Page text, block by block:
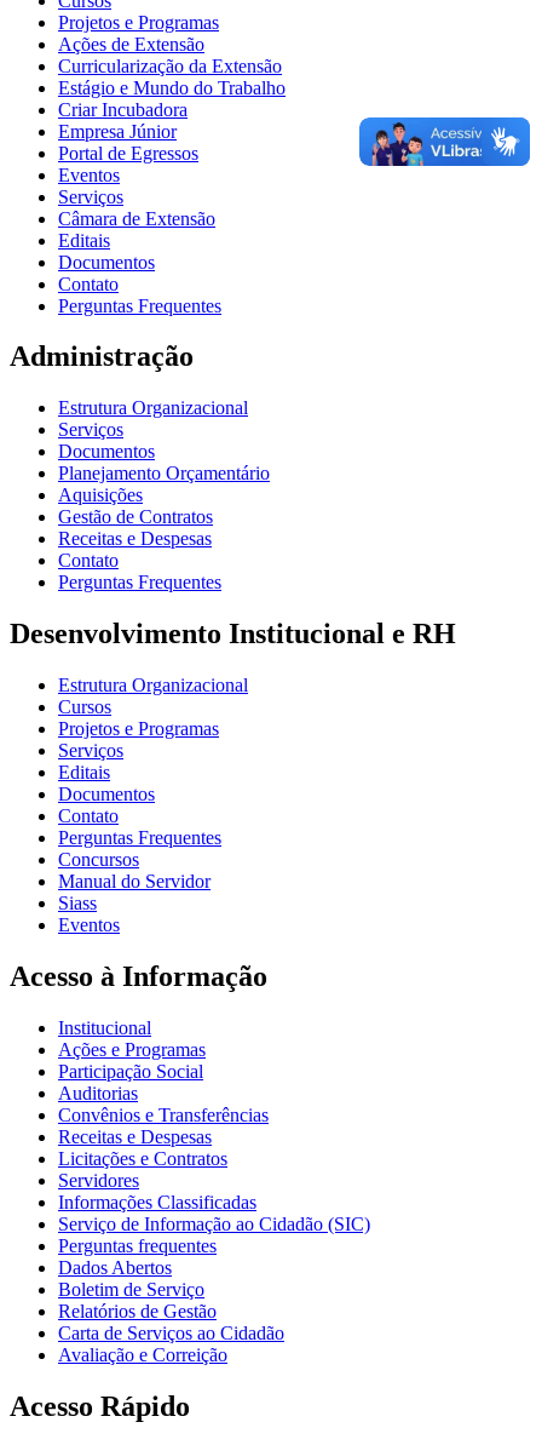
Projetos e Programas
Ações de Extensão
Curricularização da Extensão
Estágio e Mundo do Trabalho
Criar Incubadora
Empresa Júnior
Portal de Egressos
Eventos
Serviços
Câmara de Extensão
Editais
Documentos
Contato
Perguntas Frequentes
Administração
Estrutura Organizacional
Serviços
Documentos
Planejamento Orçamentário
Aquisições
Gestão de Contratos
Receitas e Despesas
Contato
Perguntas Frequentes
Desenvolvimento Institucional e RH
Estrutura Organizacional
Cursos
Projetos e Programas
Serviços
Editais
Documentos
Contato
Perguntas Frequentes
Concursos
Manual do Servidor
Siass
Eventos
Acesso à Informação
Institucional
Ações e Programas
Participação Social
Auditorias
Convênios e Transferências
Receitas e Despesas
Licitações e Contratos
Servidores
Informações Classificadas
Serviço de Informação ao Cidadão (SIC)
Perguntas frequentes
Dados Abertos
Boletim de Serviço
Relatórios de Gestão
Carta de Serviços ao Cidadão
Avaliação e Correição
Acesso Rápido